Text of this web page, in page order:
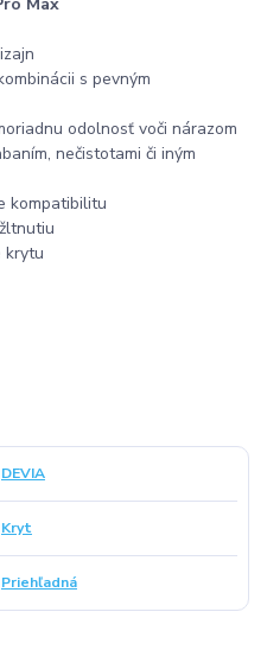
s pevným
odolnosť voči nárazom
nečistotami či iným
kompatibilitu
krytu
DEVIA
Kryt
Priehľadná